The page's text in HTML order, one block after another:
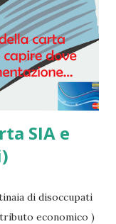
SIA e
di disoccupati
economico )